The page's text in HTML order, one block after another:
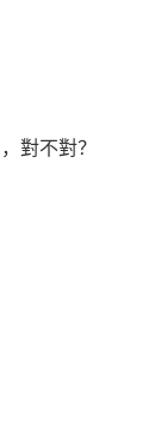
對不對？